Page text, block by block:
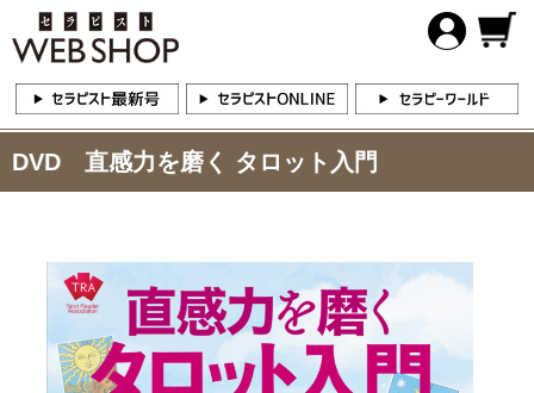
DVD 直感力を磨く タロット入門